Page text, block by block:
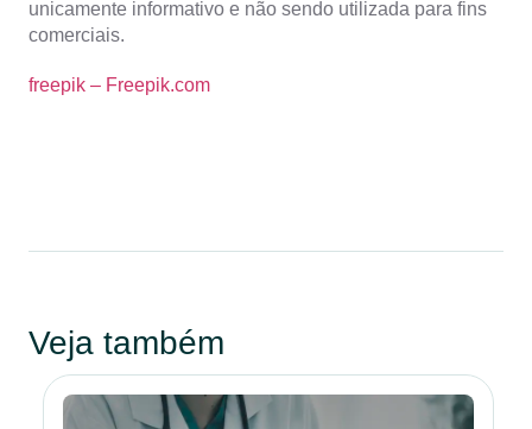
unicamente informativo e não sendo utilizada para fins
comerciais.
freepik – Freepik.com
Veja também